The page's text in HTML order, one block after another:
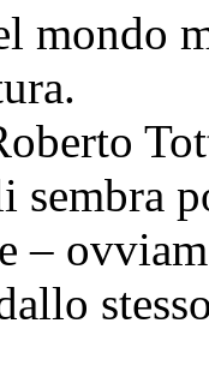
mondo
sembra
–